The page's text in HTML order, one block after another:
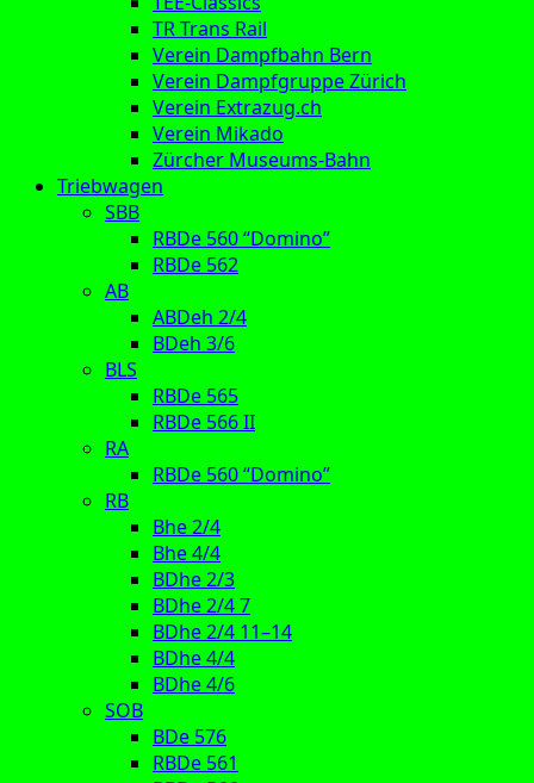
TR Trans Rail
Verein Dampfbahn Bern
Verein Dampfgruppe Zürich
Verein Extrazug.ch
Verein Mikado
Zürcher Museums-Bahn
Triebwagen
SBB
RBDe 560 “Domino”
RBDe 562
AB
ABDeh 2/4
BDeh 3/6
BLS
RBDe 565
RBDe 566 II
RA
RBDe 560 “Domino”
RB
Bhe 2/4
Bhe 4/4
BDhe 2/3
BDhe 2/4 7
BDhe 2/4 11–14
BDhe 4/4
BDhe 4/6
SOB
BDe 576
RBDe 561